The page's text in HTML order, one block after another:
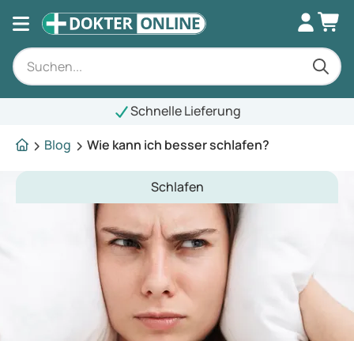
Schnelle Lieferung
Blog
Wie kann ich besser schlafen?
Schlafen